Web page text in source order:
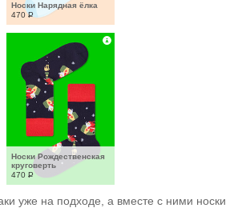
Носки Нарядная ёлка
470 Р
Носки Рождественская
круговерть
470 Р
уже на подходе, а вместе с ними носки